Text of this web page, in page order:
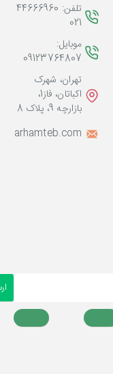
تلفن: 44666960
021
موبایل:
09123764807
تهران، شهرک
اکباتان، فاز1،
بازارچه 9، پلاک 8